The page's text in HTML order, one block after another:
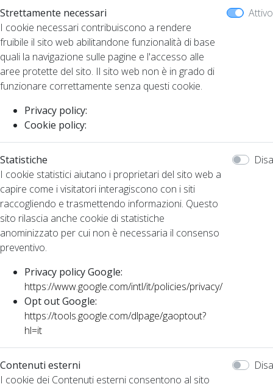
Strettamente necessari
I cookie necessari contribuiscono a rendere
fruibile il sito web abilitandone funzionalità di base
quali la navigazione sulle pagine e l'accesso alle
aree protette del sito. Il sito web non è in grado di
funzionare correttamente senza questi cookie.
Privacy policy:
Cookie policy:
Attivo
Statistiche
I cookie statistici aiutano i proprietari del sito web a
capire come i visitatori interagiscono con i siti
raccogliendo e trasmettendo informazioni. Questo
sito rilascia anche cookie di statistiche
anominizzato per cui non è necessaria il consenso
preventivo.
Privacy policy Google:
https://www.google.com/intl/it/policies/privacy/
Opt out Google:
https://tools.google.com/dlpage/gaoptout?
hl=it
Contenuti esterni
I cookie dei Contenuti esterni consentono al sito